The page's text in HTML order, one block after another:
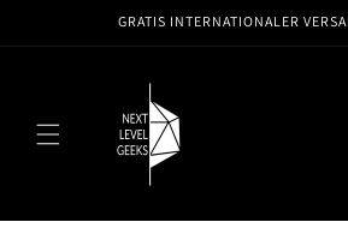
GRATIS INTERNATIONALER